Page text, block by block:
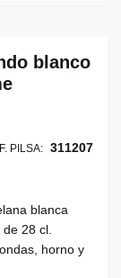
blanco
PILSA: 311207
blanca
28 cl.
horno y